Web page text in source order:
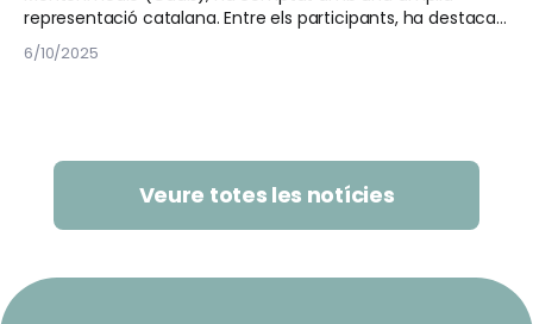
representació catalana. Entre els participants, ha destacat
Emma Garcia Ferrandez, que ha signat una gran actuació
en la categoria de Juvenils.
6/10/2025
Veure totes les notícies